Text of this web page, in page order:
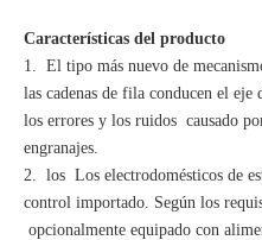
Características del producto
1. El tipo más nuevo de
las cadenas de fila conducen el
los errores y los ruidos causado
engranajes.
2. los Los electrodomésticos de
control importado. Según los
opcionalmente equipado con